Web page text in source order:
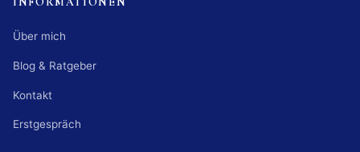
Über mich
Blog & Ratgeber
Kontakt
Erstgespräch